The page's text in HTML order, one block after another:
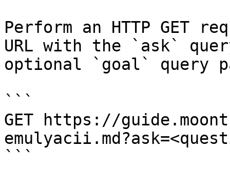
Perform an HTTP GET
URL with the `ask`
optional `goal` query
```
GET https://
```